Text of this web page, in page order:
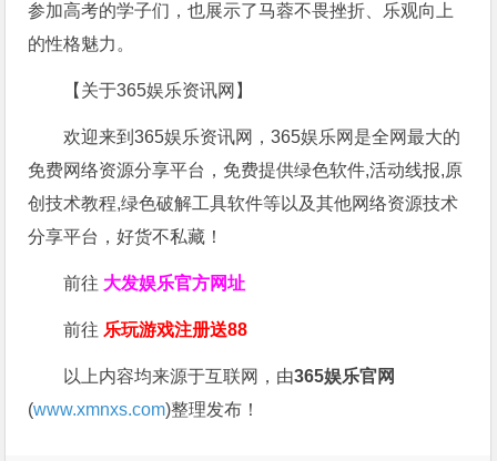
参加高考的学子们，也展示了马蓉不畏挫折、乐观向上
的性格魅力。
【关于365娱乐资讯网】
欢迎来到365娱乐资讯网，365娱乐网是全网最大的
免费网络资源分享平台，免费提供绿色软件,活动线报,原
创技术教程,绿色破解工具软件等以及其他网络资源技术
分享平台，好货不私藏！
前往 大发娱乐官方网址
前往 乐玩游戏注册送88
以上内容均来源于互联网，由365娱乐官网
(www.xmnxs.com)整理发布！